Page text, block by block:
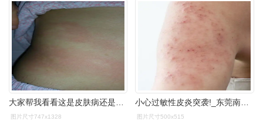
大家帮我看看这是皮肤病还是过敏,白天什么都没有一点也不痒,到了晚上
图片尺寸747x1328
小心过敏性皮炎突袭!_东莞南城肤康皮肤病科门诊部
图片尺寸500x515